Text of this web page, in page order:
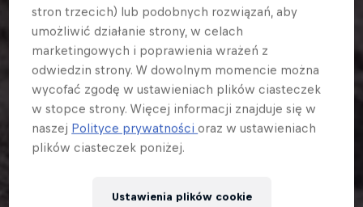
stron trzecich) lub podobnych rozwiązań, aby
umożliwić działanie strony, w celach
marketingowych i poprawienia wrażeń z
odwiedzin strony. W dowolnym momencie można
wycofać zgodę w ustawieniach plików ciasteczek
w stopce strony. Więcej informacji znajduje się w
naszej Polityce prywatnościoraz w ustawieniach
plików ciasteczek poniżej.
Ustawienia plików cookie